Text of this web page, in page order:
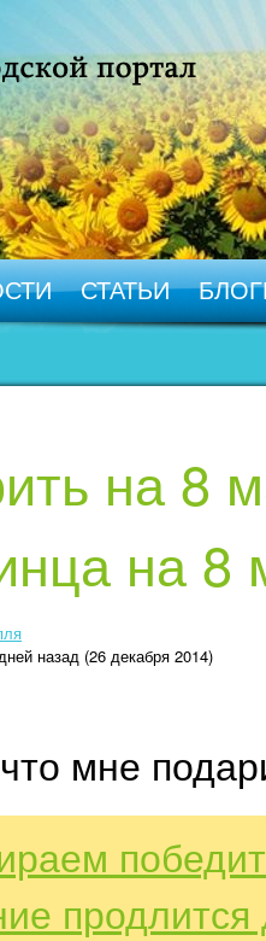
СТАТЬИ
на 8
на 8
назад (26 декабря 2014)
мне